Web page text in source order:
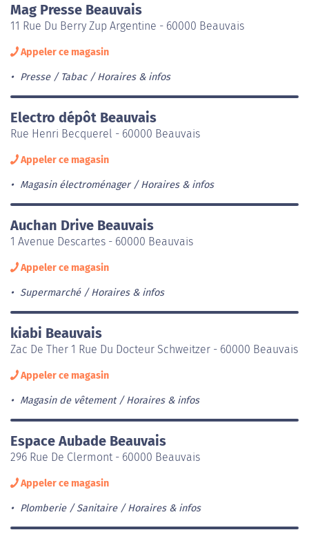
Mag Presse Beauvais
11 Rue Du Berry Zup Argentine - 60000 Beauvais
Appeler ce magasin
Presse / Tabac Horaires & infos
Electro dépôt Beauvais
Rue Henri Becquerel - 60000 Beauvais
Appeler ce magasin
Magasin électroménager Horaires & infos
Auchan Drive Beauvais
1 Avenue Descartes - 60000 Beauvais
Appeler ce magasin
Supermarché Horaires & infos
kiabi Beauvais
Zac De Ther 1 Rue Du Docteur Schweitzer - 60000 Beauvais
Appeler ce magasin
Magasin de vêtement Horaires & infos
Espace Aubade Beauvais
296 Rue De Clermont - 60000 Beauvais
Appeler ce magasin
Plomberie / Sanitaire Horaires & infos